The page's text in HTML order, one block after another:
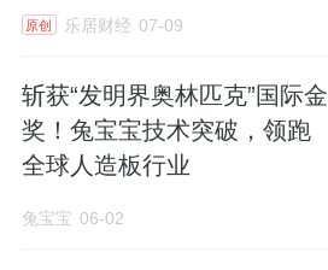
原创 乐居财经 07-09
斩获“发明界奥林匹克”国际金
奖！兔宝宝技术突破，领跑
全球人造板行业
兔宝宝 06-02